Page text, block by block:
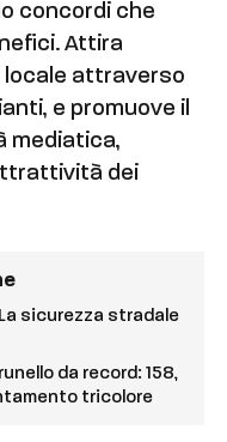
concordi che
Attira
locale attraverso
e promuove il
mediatica,
dei
sicurezza stradale
da record: 158,
tricolore